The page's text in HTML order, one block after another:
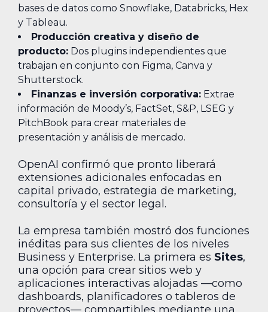
bases de datos como Snowflake, Databricks, Hex
y Tableau.
Producción creativa y diseño de
producto: Dos plugins independientes que
trabajan en conjunto con Figma, Canva y
Shutterstock.
Finanzas e inversión corporativa: Extrae
información de Moody’s, FactSet, S&P, LSEG y
PitchBook para crear materiales de
presentación y análisis de mercado.
OpenAI confirmó que pronto liberará
extensiones adicionales enfocadas en
capital privado, estrategia de marketing,
consultoría y el sector legal.
La empresa también mostró dos funciones
inéditas para sus clientes de los niveles
Business y Enterprise. La primera es Sites,
una opción para crear sitios web y
aplicaciones interactivas alojadas —como
dashboards, planificadores o tableros de